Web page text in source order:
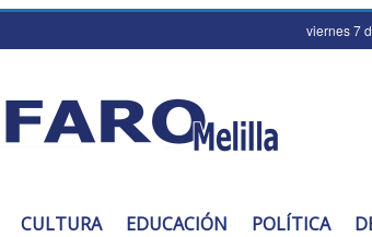
viernes 7
CULTURA EDUCACIÓN POLÍTICA